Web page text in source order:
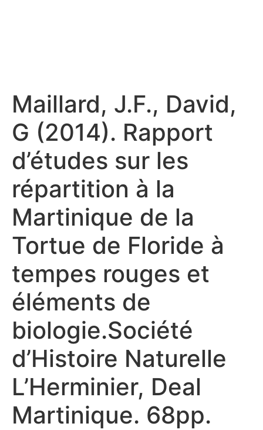
Maillard, J.F., David,
G (2014). Rapport
d’études sur les
répartition à la
Martinique de la
Tortue de Floride à
tempes rouges et
éléments de
biologie.Société
d’Histoire Naturelle
L’Herminier, Deal
Martinique. 68pp.